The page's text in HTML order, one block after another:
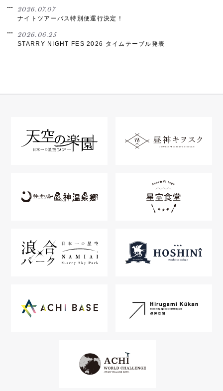
2026.07.07
ナイトツアーバス特別便運行決定！
2026.06.25
STARRY NIGHT FES 2026 タイムテーブル発表